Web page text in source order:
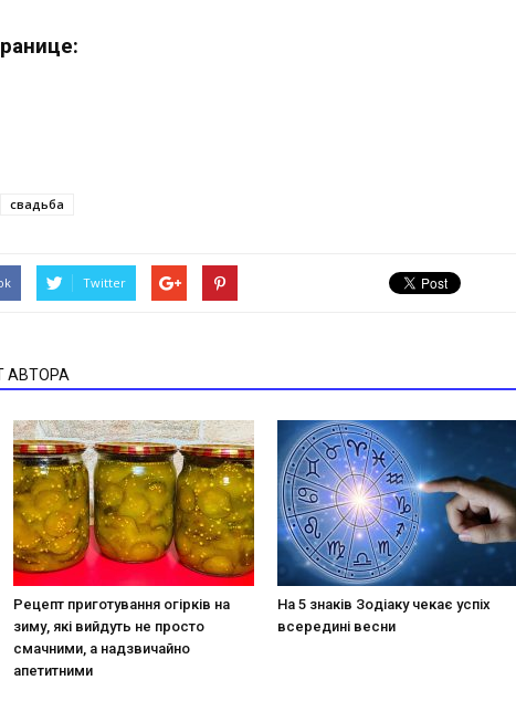
свадьба
Twitter
АВТОРА
Рецепт приготування огірків на
зиму, які вийдуть не просто
смачними, а надзвичайно
апетитними
На 5 знаків Зодіаку чекає успіх
всередині весни